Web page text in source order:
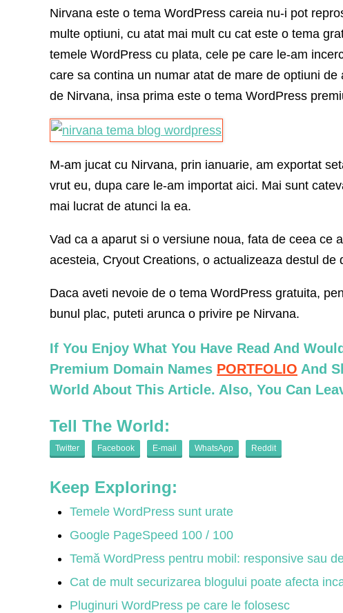
Nirvana este o tema WordPress careia nu-i pot
multe optiuni, cu atat mai mult cu cat este o tema
temele WordPress cu plata, cele pe care le-am
care sa contina un numar atat de mare de optiuni
de Nirvana, insa prima este o tema WordPress
M-am jucat cu Nirvana, prin ianuarie, am exportat
vrut eu, dupa care le-am importat aici. Mai sunt
mai lucrat de atunci la ea.
Vad ca a aparut si o versiune noua, fata de ceea ce
acesteia, Cryout Creations, o actualizeaza destul de
Daca aveti nevoie de o tema WordPress gratuita,
bunul plac, puteti arunca o privire pe Nirvana.
If You Enjoy What You Have Read And
Premium Domain Names PORTFOLIO And
World About This Article. Also, You Can
Tell The World:
Twitter Facebook E-mail WhatsApp Reddit
Keep Exploring:
Temele WordPress sunt urate
Google PageSpeed 100 / 100
Temă WordPress pentru mobil: responsive sau
Cat de mult securizarea blogului poate afecta
Pluginuri WordPress pe care le folosesc